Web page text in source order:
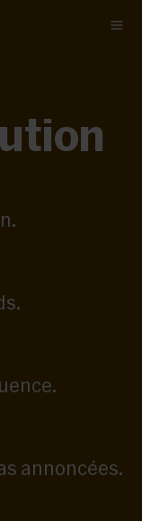
annoncées.